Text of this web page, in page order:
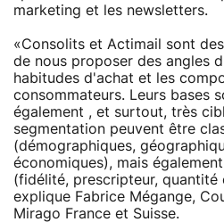
marketing et les newsletters.
«Consolits et Actimail sont
de nous proposer des angles
habitudes d'achat et les
consommateurs. Leurs bases
également , et surtout, très
segmentation peuvent être
(démographiques,
économiques), mais
(fidélité, prescripteur, quantité
explique Fabrice Mégange,
Mirago France et Suisse.